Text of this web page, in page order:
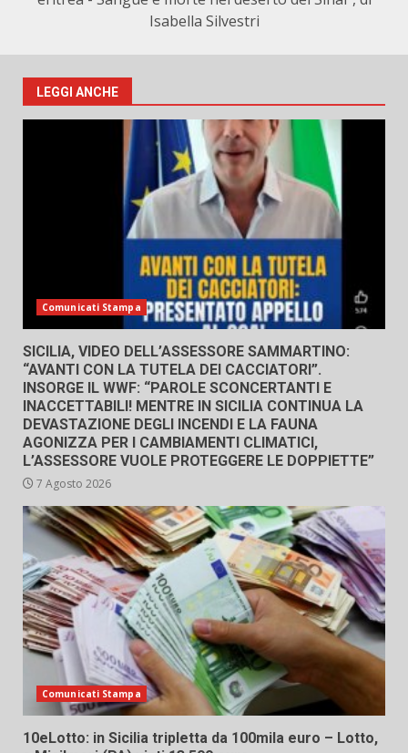
Isabella Silvestri
LEGGI ANCHE
Comunicati Stampa
SICILIA, VIDEO DELL’ASSESSORE SAMMARTINO:
“AVANTI CON LA TUTELA DEI CACCIATORI”.
INSORGE IL WWF: “PAROLE SCONCERTANTI E
INACCETTABILI! MENTRE IN SICILIA CONTINUA LA
DEVASTAZIONE DEGLI INCENDI E LA FAUNA
AGONIZZA PER I CAMBIAMENTI CLIMATICI,
L’ASSESSORE VUOLE PROTEGGERE LE DOPPIETTE”
7 Agosto 2026
Comunicati Stampa
10eLotto: in Sicilia tripletta da 100mila euro – Lotto,